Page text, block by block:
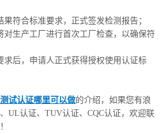
符合标准要求，正式签发检测报告；
对生产工厂进行首次工厂检查，以确保符
求后，申请人正式获得授权使用认证标
试认证哪里可以做的介绍，如果您有浪
、UL认证、TUV认证、CQC认证，欢迎联